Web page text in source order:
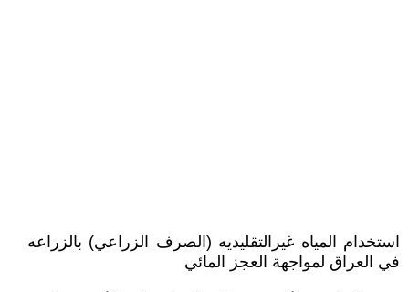
استخدام المياه غيرالتقليديه (الصرف الزراعي) بالزراعه
في العراق لمواجهة العجز المائي